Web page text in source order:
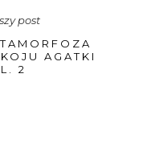
post
AGATKI
2